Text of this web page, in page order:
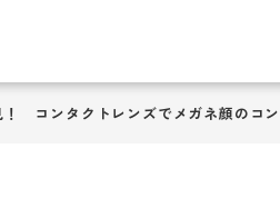
コンタクトレンズでメガネ顔のコン